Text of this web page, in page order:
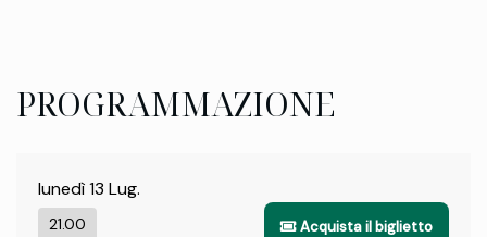
PROGRAMMAZIONE
lunedì 13 Lug.
Acquista il biglietto
21.00